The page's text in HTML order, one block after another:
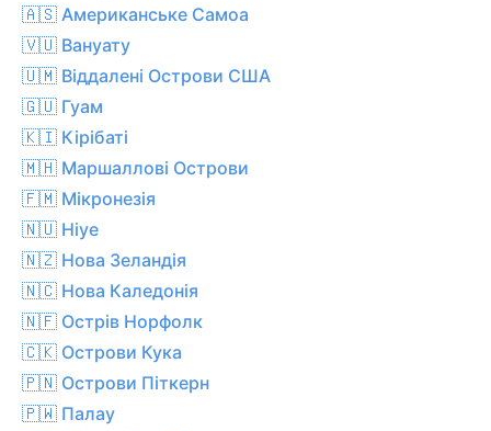
🇦🇸 Американське Самоа
🇻🇺 Вануату
🇺🇲 Віддалені Острови США
🇬🇺 Гуам
🇰🇮 Кірібаті
🇲🇭 Маршаллові Острови
🇫🇲 Мікронезія
🇳🇺 Ніуе
🇳🇿 Нова Зеландія
🇳🇨 Нова Каледонія
🇳🇫 Острів Норфолк
🇨🇰 Острови Кука
🇵🇳 Острови Піткерн
🇵🇼 Палау